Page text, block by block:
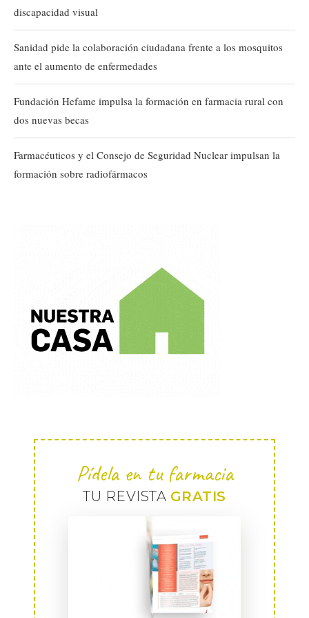
discapacidad visual
Sanidad pide la colaboración ciudadana frente a los mosquitos
ante el aumento de enfermedades
Fundación Hefame impulsa la formación en farmacia rural con
dos nuevas becas
Farmacéuticos y el Consejo de Seguridad Nuclear impulsan la
formación sobre radiofármacos
Pídela en tu farmacia
TU REVISTA GRATIS